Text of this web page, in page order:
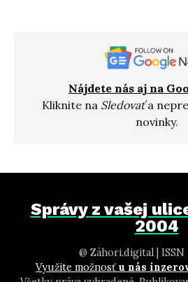
Nájdete nás aj na
Kliknite na Sledovaťa
novinky.
Správy z vašej
2004
@ Záhori.digital | ISSN
Využite možnosť u nás